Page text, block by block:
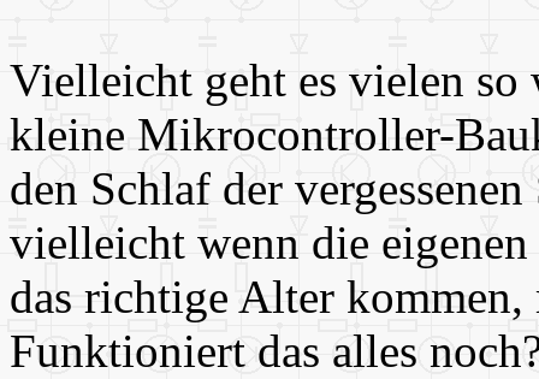
Vielleicht geht es vielen
kleine Mikrocontroller-
den Schlaf der
vielleicht wenn die
das richtige Alter kommen,
Funktioniert das alles